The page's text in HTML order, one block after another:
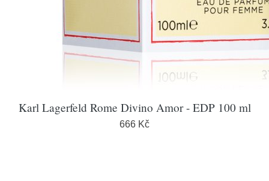
Karl Lagerfeld Rome Divino Amor - EDP 100 ml
666 Kč